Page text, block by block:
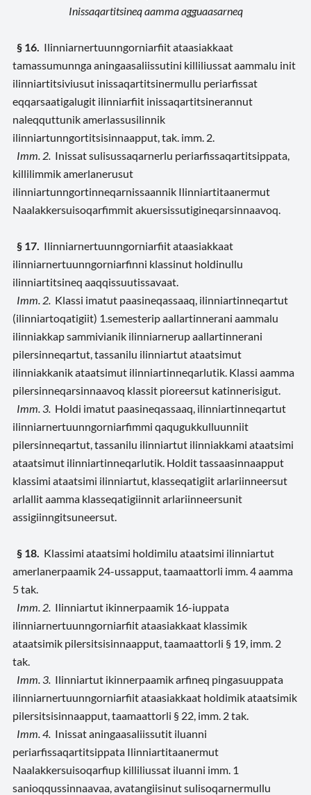
Inissaqartitsineq aamma agguaasarneq
§ 16. Ilinniarnertuunngorniarfiit ataasiakkaat
tamassumunnga aningaasaliissutini killiliussat aammalu init
ilinniartitsiviusut inissaqartitsinermullu periarfissat
eqqarsaatigalugit ilinniarfiit inissaqartitsinerannut
naleqquttunik amerlassusilinnik
ilinniartunngortitsisinnaapput, tak. imm. 2.
Imm. 2. Inissat sulisussaqarnerlu periarfissaqartitsippata,
killilimmik amerlanerusut
ilinniartunngortinneqarnissaannik Ilinniartitaanermut
Naalakkersuisoqarfimmit akuersissutigineqarsinnaavoq.
§ 17. Ilinniarnertuunngorniarfiit ataasiakkaat
ilinniarnertuunngorniarfinni klassinut holdinullu
ilinniartitsineq aaqqissuutissavaat.
Imm. 2. Klassi imatut paasineqassaaq, ilinniartinneqartut
(ilinniartoqatigiit) 1.semesterip aallartinnerani aammalu
ilinniakkap sammivianik ilinniarnerup aallartinnerani
pilersinneqartut, tassanilu ilinniartut ataatsimut
ilinniakkanik ataatsimut ilinniartinneqarlutik. Klassi aamma
pilersinneqarsinnaavoq klassit pioreersut katinnerisigut.
Imm. 3. Holdi imatut paasineqassaaq, ilinniartinneqartut
ilinniarnertuunngorniarfimmi qaqugukkulluunniit
pilersinneqartut, tassanilu ilinniartut ilinniakkami ataatsimi
ataatsimut ilinniartinneqarlutik. Holdit tassaasinnaapput
klassimi ataatsimi ilinniartut, klasseqatigiit arlariinneersut
arlallit aamma klasseqatigiinnit arlariinneersunit
assigiinngitsuneersut.
§ 18. Klassimi ataatsimi holdimilu ataatsimi ilinniartut
amerlanerpaamik 24-ussapput, taamaattorli imm. 4 aamma
5 tak.
Imm. 2. Ilinniartut ikinnerpaamik 16-iuppata
ilinniarnertuunngorniarfiit ataasiakkaat klassimik
ataatsimik pilersitsisinnaapput, taamaattorli § 19, imm. 2
tak.
Imm. 3. Ilinniartut ikinnerpaamik arfineq pingasuuppata
ilinniarnertuunngorniarfiit ataasiakkaat holdimik ataatsimik
pilersitsisinnaapput, taamaattorli § 22, imm. 2 tak.
Imm. 4. Inissat aningaasaliissutit iluanni
periarfissaqartitsippata Ilinniartitaanermut
Naalakkersuisoqarfiup killiliussat iluanni imm. 1
sanioqqussinnaavaa, avatangiisinut sulisoqarnermullu